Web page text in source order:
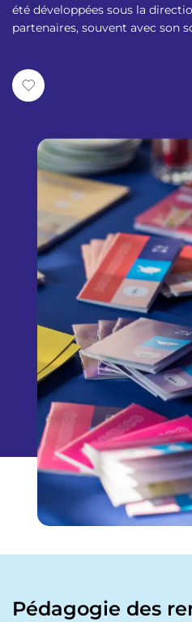
été développées sous la
partenaires, souvent avec son
Pédagogie des